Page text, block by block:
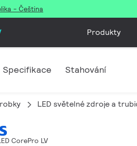
- Čeština
Produkty
Specifikace Stahování
LED světelné zdroje a
CorePro LV